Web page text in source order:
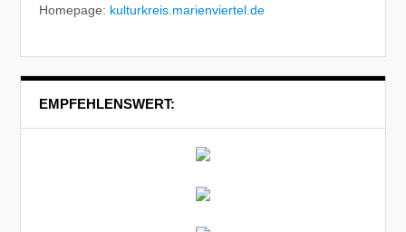
Homepage: kulturkreis.marienviertel.de
EMPFEHLENSWERT: